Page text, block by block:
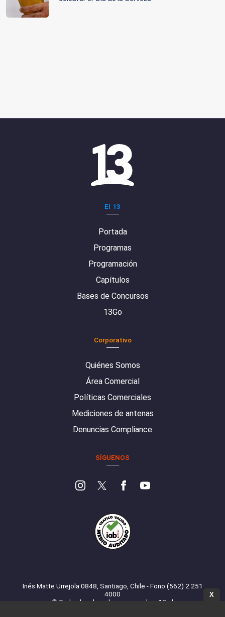
El 13
Portada
Programas
Programación
Capítulos
Bases de Concursos
13Go
Corporativo
Quiénes Somos
Área Comercial
Políticas Comerciales
Mediciones de antenas
Denuncias Compliance
SÍGUENOS
Inés Matte Urrejola 0848, Santiago, Chile - Fono (562) 2 251
4000
© Todos los derechos reservados. 13.cl
X